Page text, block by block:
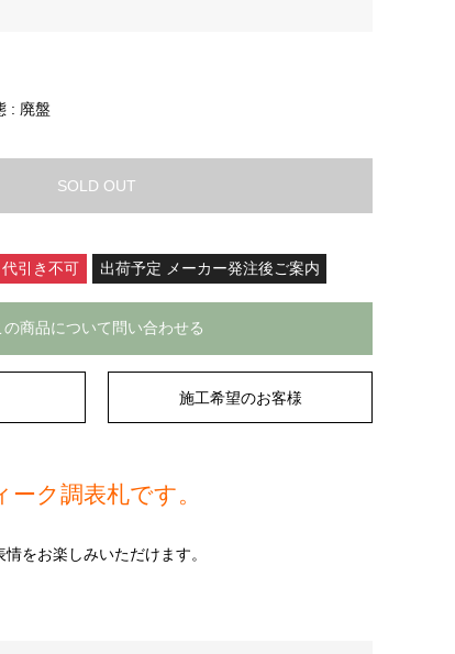
: 廃盤
SOLD OUT
代引き不可 出荷予定 メーカー発注後ご案内
の商品について問い合わせる
施工希望のお客様
ク調表札です。
をお楽しみいただけます。